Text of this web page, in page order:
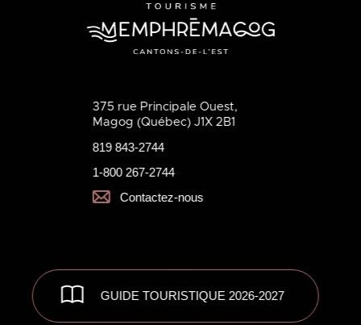
375 rue Principale Ouest,
Magog (Québec) J1X 2B1
819 843-2744
1-800 267-2744
Contactez-nous
GUIDE TOURISTIQUE 2026-2027